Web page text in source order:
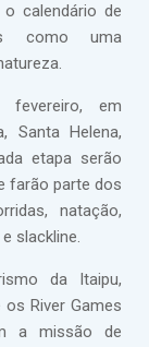
calendário de
como uma
em
Santa Helena,
etapa serão
farão parte dos
natação,
slackline.
da Itaipu,
River Games
a missão de